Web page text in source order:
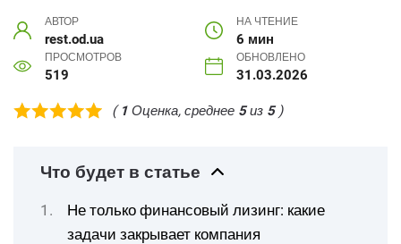
АВТОР
rest.od.ua
НА ЧТЕНИЕ
6 мин
ПРОСМОТРОВ
519
ОБНОВЛЕНО
31.03.2026
( 1 Оценка, среднее 5из 5)
Что будет в статье
Не только финансовый лизинг: какие
задачи закрывает компания